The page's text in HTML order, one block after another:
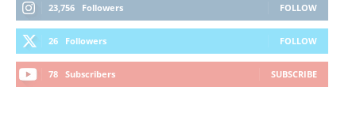
23,756 Followers FOLLOW
26 Followers FOLLOW
78 Subscribers SUBSCRIBE